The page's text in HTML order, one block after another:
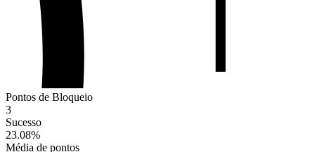
Pontos de Bloqueio
3
Sucesso
23.08%
Média de pontos